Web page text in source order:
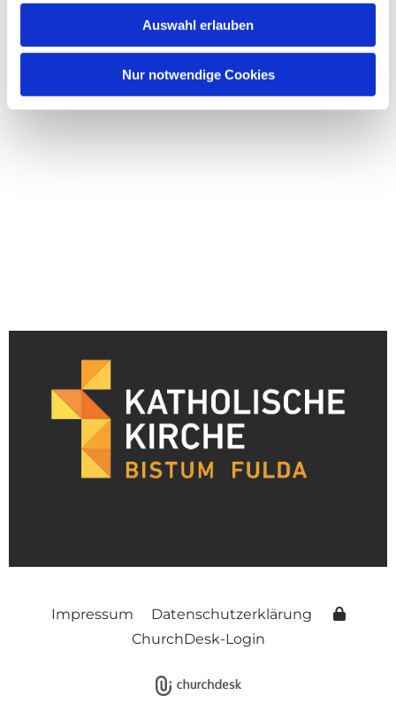
Auswahl erlauben
Nur notwendige Cookies
Impressum
Datenschutzerklärung
ChurchDesk-Login